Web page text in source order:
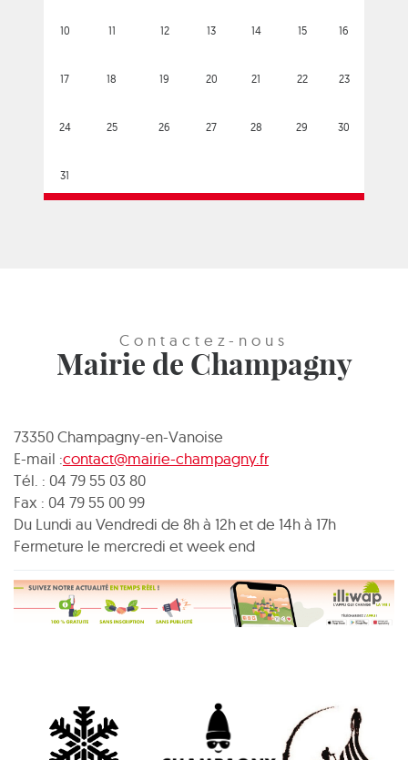
10 11 12 13 14 15 16
17 18 19 20 21 22 23
24 25 26 27 28 29 30
31
Contactez-nous
Mairie de Champagny
73350 Champagny-en-Vanoise
E-mail :contact@mairie-champagny.fr
Tél. : 04 79 55 03 80
Fax : 04 79 55 00 99
Du Lundi au Vendredi de 8h à 12h et de 14h à 17h
Fermeture le mercredi et week end